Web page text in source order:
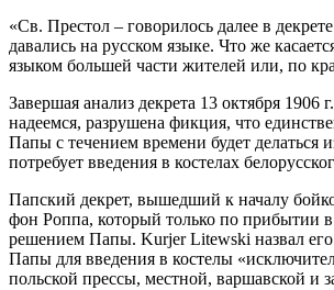
«Св. Престол – говорилось далее в
давались на русском языке. Что же
языком большей части жителей или, по
Завершая анализ декрета 13 октября
надеемся, разрушена фикция, что
Папы с течением времени будет делаться
потребует введения в костелах
Папский декрет, вышедший к началу
фон Роппа, который только по прибытии в
решением Папы. Kurjer Litewski назвал его
Папы для введения в костелы
польской прессы, местной, варшавской и